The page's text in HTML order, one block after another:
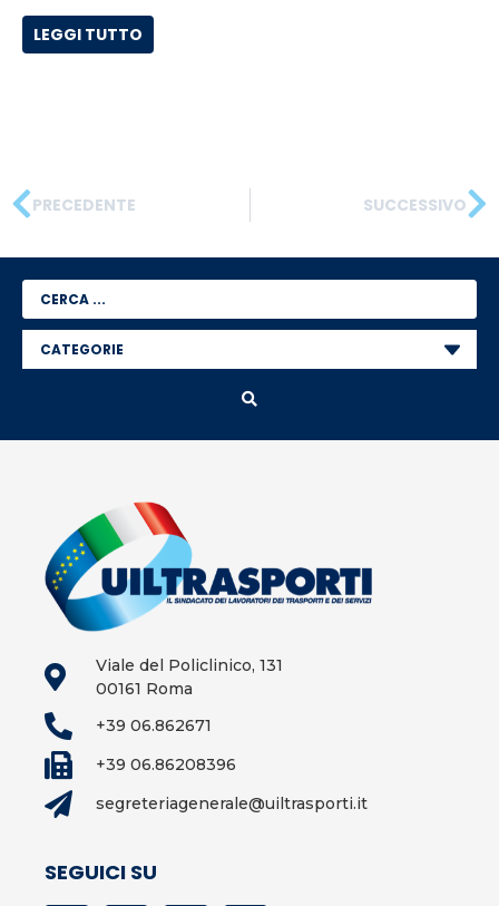
LEGGI TUTTO
PRECEDENTE SUCCESSIVO
Viale del Policlinico, 131
00161 Roma
+39 06.862671
+39 06.86208396
segreteriagenerale@uiltrasporti.it
SEGUICI SU